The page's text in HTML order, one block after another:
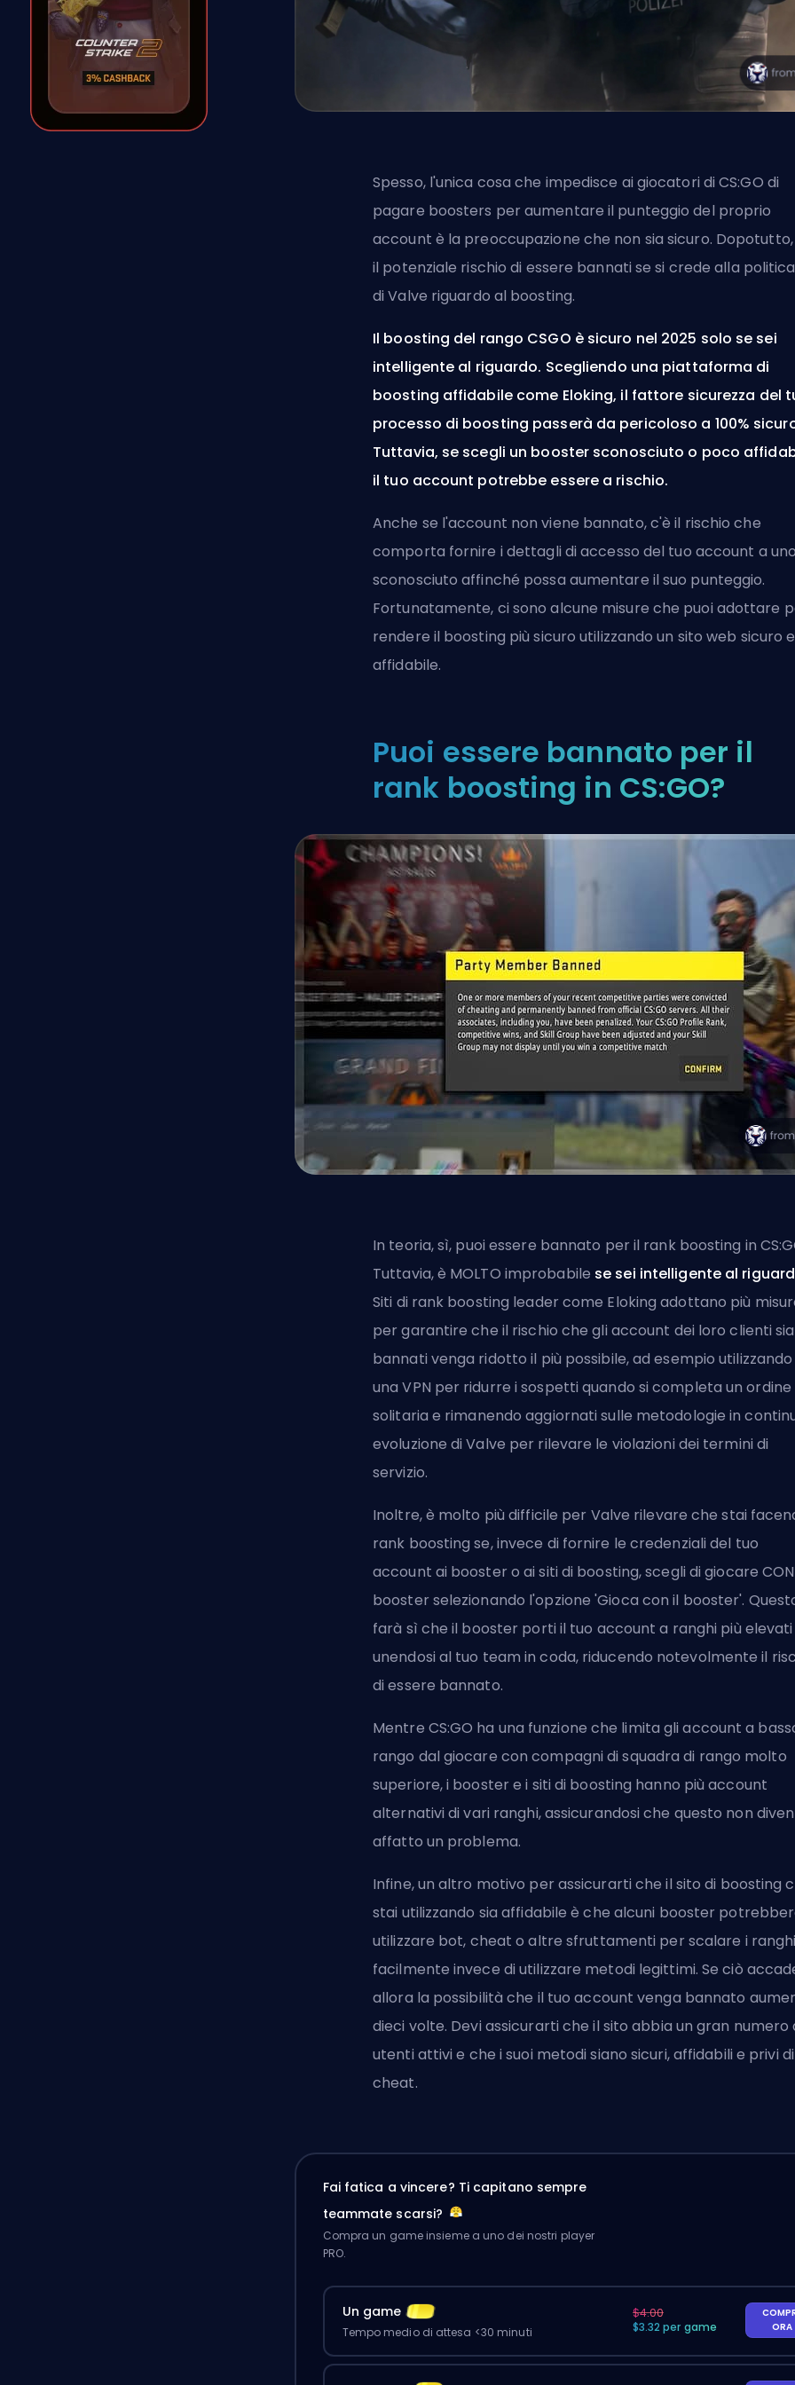
Spesso, l'unica cosa che impedisce ai giocatori di CS:GO di
pagare boosters per aumentare il punteggio del proprio
account è la preoccupazione che non sia sicuro.
il potenziale rischio di essere bannati se si crede alla politica
diValve riguardo al boosting.
Il boosting del rango CSGO è sicuro nel 2025 solo se sei
intelligente al riguardo. Scegliendo una piattaforma di
boosting affidabile come Eloking, il fattore sicurezza del
processo di boosting passerà da pericoloso a 100%
Tuttavia, se scegli un booster sconosciuto o poco
il tuo account potrebbe essere a rischio.
Anche se l'account non viene bannato, c'è il rischio che
comporta fornire i dettagli di accesso del tuo account a uno
sconosciuto affinché possa aumentare il suo punteggio.
Fortunatamente, ci sono alcune misure che puoi adottare
rendere il boosting più sicuro utilizzando un sito web sicuro e
affidabile.
Puoi essere bannato per il
rank boosting in CS:GO?
In teoria, sì, puoi essere bannato per il rank boosting in
Tuttavia, è MOLTO improbabile se sei intelligente al
Siti di rank boosting leader come Eloking adottano più
per garantire che il rischio che gli account dei loro clienti
bannati venga ridotto il più possibile, ad esempio utilizzando
una VPN per ridurre i sospetti quando si completa un ordine
solitaria e rimanendo aggiornati sulle metodologie in
evoluzione di Valve per rilevare le violazioni dei termini di
servizio.
Inoltre, è molto più difficile per Valve rilevare che stai
rank boosting se, invece di fornire le credenziali del tuo
account ai booster o ai siti di boosting, scegli di giocare
booster selezionando l'opzione 'Gioca con il booster'.
farà sì che il booster porti il tuo account a ranghi più elevati
unendosi al tuo team in coda, riducendo notevolmente il
di essere bannato.
Mentre CS:GO ha una funzione che limita gli account a
rango dal giocare con compagni di squadra di rango molto
superiore, i booster e i siti di boosting hanno più account
alternativi di vari ranghi, assicurandosi che questo non
affatto un problema.
Infine, un altro motivo per assicurarti che il sito di boosting
stai utilizzando sia affidabile è che alcuni booster
utilizzare bot, cheat o altre sfruttamenti per scalare i ranghi
facilmente invece di utilizzare metodi legittimi. Se ciò
allora la possibilità che il tuo account venga bannato
dieci volte. Devi assicurarti che il sito abbia un gran numero
utenti attivi e che i suoi metodi siano sicuri, affidabili e privi di
cheat.
Fai fatica a vincere? Ti capitano sempre
teammate scarsi?
Compra un game insieme a uno dei nostri player
PRO.
Un game
Tempo medio di attesa <30 minuti
$4.00
$3.32 per game
ORA